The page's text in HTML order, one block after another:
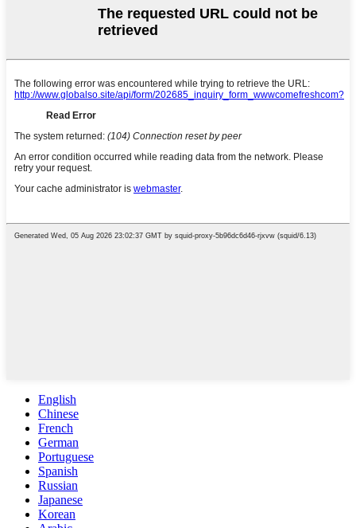
English
Chinese
French
German
Portuguese
Spanish
Russian
Japanese
Korean